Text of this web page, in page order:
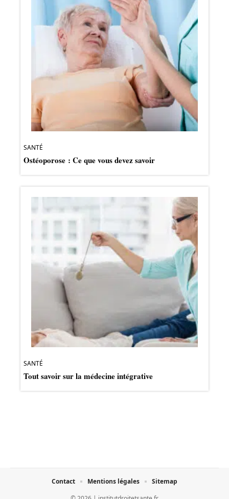
SANTÉ
Ostéoporose : Ce que vous devez savoir
SANTÉ
Tout savoir sur la médecine intégrative
Contact Mentions légales Sitemap